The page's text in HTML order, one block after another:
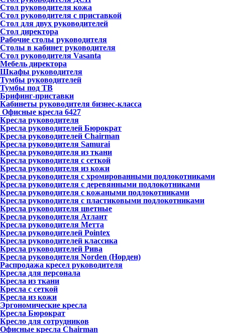
Стол руководителя кожа
Стол руководителя с приставкой
Стол для двух руководителей
Стол директора
Рабочие столы руководителя
Столы в кабинет руководителя
Стол руководителя Vasanta
Мебель директора
Шкафы руководителя
Тумбы руководителей
Тумбы под ТВ
Брифинг-приставки
Кабинеты руководителя бизнес-класса
Офисные кресла 6427
Кресла руководителя
Кресла руководителей Бюрократ
Кресла руководителей Chairman
Кресла руководителя Samurai
Кресла руководителя из ткани
Кресла руководителя с сеткой
Кресла руководителя из кожи
Кресла руководителя с хромированными подлокотниками
Кресла руководителя с деревянными подлокотниками
Кресла руководителя с кожаными подлокотниками
Кресла руководителя с пластиковыми подлокотниками
Кресла руководителя цветные
Кресла руководителя Атлант
Кресла рyководителя Метта
Кресла руководителей Pointex
Кресла руководителей классика
Кресла руководителей Рива
Кресла руководителя Norden (Норден)
Распродажа кресел руководителя
Кресла для персонала
Кресла из ткани
Кресла с сеткой
Кресла из кожи
Эргономические кресла
Кресла Бюрократ
Кресло для сотрудников
Офисные кресла Chairman